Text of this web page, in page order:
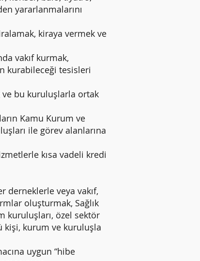
yararlanmalarını
kiraya vermek ve
vakıf kurmak,
kurabileceği tesisleri
ve bu kuruluşlarla ortak
Kamu Kurum ve
ile görev alanlarına
kısa vadeli kredi
veya vakıf,
oluşturmak, Sağlık
kuruluşları, özel sektör
kişi, kurum ve kuruluşla
uygun “hibe